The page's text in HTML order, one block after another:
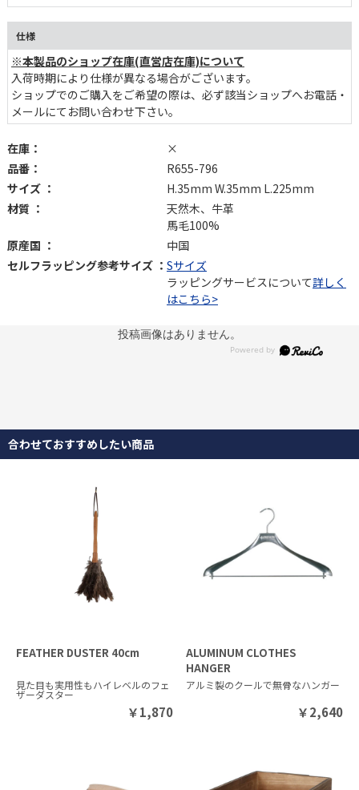
仕様
※本製品のショップ在庫(直営店在庫)について
入荷時期により仕様が異なる場合がございます。
ショップでのご購入をご希望の際は、必ず該当ショップへお電話・
メールにてお問い合わせ下さい。
在庫：
×
品番：
R655-796
サイズ ：
H.35mm W.35mm L.225mm
材質 ：
天然木、牛革
馬毛100%
原産国 ：
中国
セルフラッピング参考サイズ ： Sサイズ
ラッピングサービスについて詳しく
はこちら>
投稿画像はありません。
合わせておすすめしたい商品
FEATHER DUSTER 40cm
見た目も実用性もハイレベルのフェ
ザーダスター
￥1,870
ALUMINUM CLOTHES
HANGER
アルミ製のクールで無骨なハンガー
￥2,640